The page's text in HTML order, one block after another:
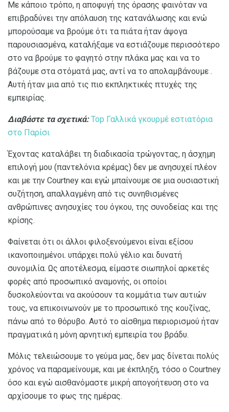
Με κάποιο τρόπο, η αποφυγή της όρασης φαινόταν να
επιβραδύνει την απόλαυση της κατανάλωσης και ενώ
μπορούσαμε να βρούμε ότι τα πιάτα ήταν άψογα
παρουσιασμένα, καταλήξαμε να εστιάζουμε περισσότερο
στο να βρούμε το φαγητό στην πλάκα μας και να το
βάζουμε στα στόματά μας, αντί να το απολαμβάνουμε .
Αυτή ήταν μια από τις πιο εκπληκτικές πτυχές της
εμπειρίας.
Διαβάστε τα σχετικά: Top Γαλλικά γκουρμέ εστιατόρια
στο Παρίσι
Έχοντας καταλάβει τη διαδικασία τρώγοντας, η άσχημη
επιλογή μου (παντελόνια κρέμας) δεν με ανησυχεί πλέον
και με την Courtney και εγώ μπαίνουμε σε μια ουσιαστική
συζήτηση, απαλλαγμένη από τις συνηθισμένες
ανθρώπινες ανησυχίες του όγκου, της συνοδείας και της
κρίσης.
Φαίνεται ότι οι άλλοι φιλοξενούμενοι είναι εξίσου
ικανοποιημένοι. υπάρχει πολύ γέλιο και δυνατή
συνομιλία. Ως αποτέλεσμα, είμαστε σιωπηλοί αρκετές
φορές από προσωπικό αναμονής, οι οποίοι
δυσκολεύονται να ακούσουν τα κομμάτια των αυτιών
τους, να επικοινωνούν με το προσωπικό της κουζίνας,
πάνω από το θόρυβο. Αυτό το αίσθημα περιορισμού ήταν
πραγματικά η μόνη αρνητική εμπειρία του βράδυ.
Μόλις τελειώσουμε το γεύμα μας, δεν μας δίνεται πολύς
χρόνος να παραμείνουμε, και με έκπληξη, τόσο ο Courtney
όσο και εγώ αισθανόμαστε μικρή απογοήτευση στο να
αρχίσουμε το φως της ημέρας.